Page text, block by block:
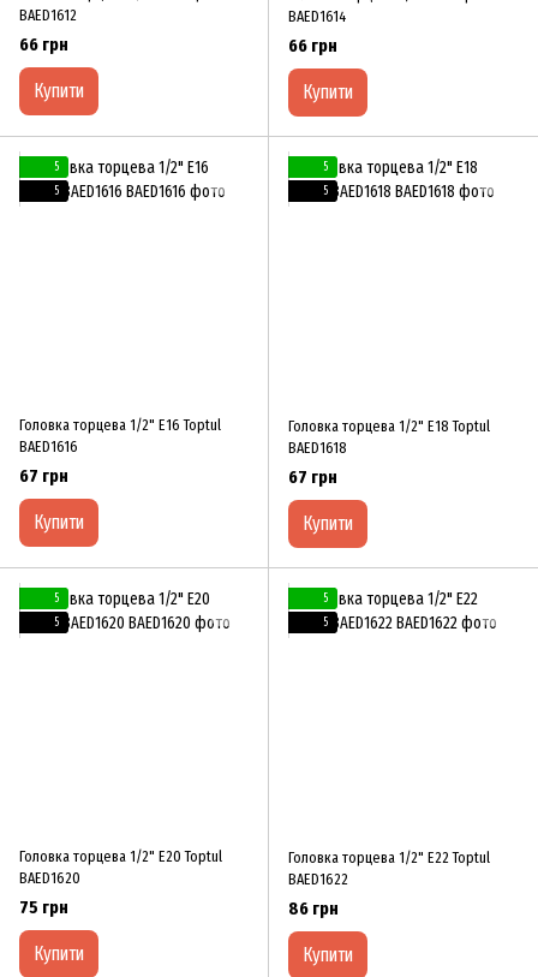
BAED1612
66 грн
Купити
BAED1614
66 грн
Купити
5
5
Головка торцева 1/2" E16 Toptul
BAED1616
67 грн
Купити
5
5
Головка торцева 1/2" E18 Toptul
BAED1618
67 грн
Купити
5
5
Головка торцева 1/2" E20 Toptul
BAED1620
75 грн
Купити
5
5
Головка торцева 1/2" E22 Toptul
BAED1622
86 грн
Купити